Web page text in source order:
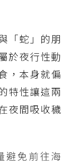
「蛇」的朋
於夜行性動
，本身就偏
特性讓這兩
夜間吸收穢
避免前往海